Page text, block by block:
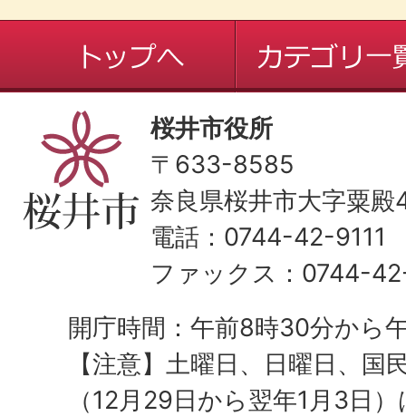
桜井市役所
〒633-8585
奈良県桜井市大字粟
電話：0744-42-9111
ファックス：0744-
開庁時間：午前8時30分から
【注意】土曜日、日曜日、国
（12月29日から翌年1月3日